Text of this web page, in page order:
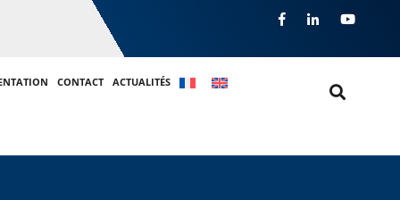
CONTACT ACTUALITÉS